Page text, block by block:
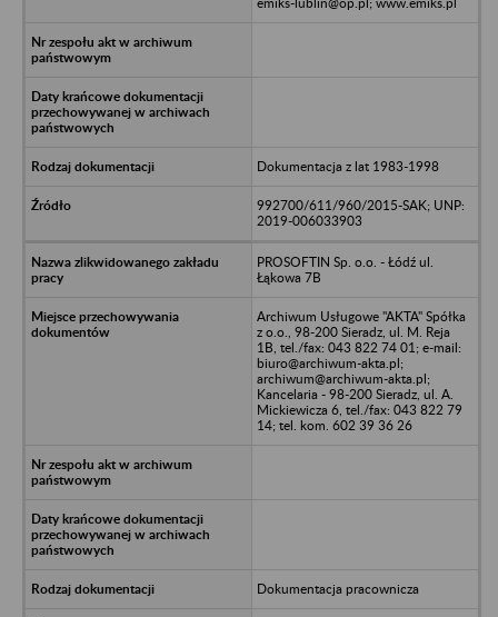
Dokumentacja z lat 1983-1998
992700/611/960/2015-SAK; UNP:
2019-006033903
PROSOFTIN Sp. o.o. - Łódź ul.
Łąkowa 7B
Archiwum Usługowe "AKTA" Spółka
z o.o., 98-200 Sieradz, ul. M. Reja
1B, tel./fax: 043 822 74 01; e-mail:
biuro@archiwum-akta.pl;
archiwum@archiwum-akta.pl;
Kancelaria - 98-200 Sieradz, ul. A.
Mickiewicza 6, tel./fax: 043 822 79
14; tel. kom. 602 39 36 26
Dokumentacja pracownicza